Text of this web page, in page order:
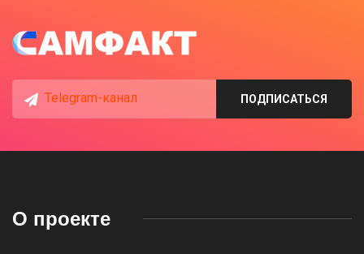
Telegram-канал ПОДПИСАТЬСЯ
О проекте